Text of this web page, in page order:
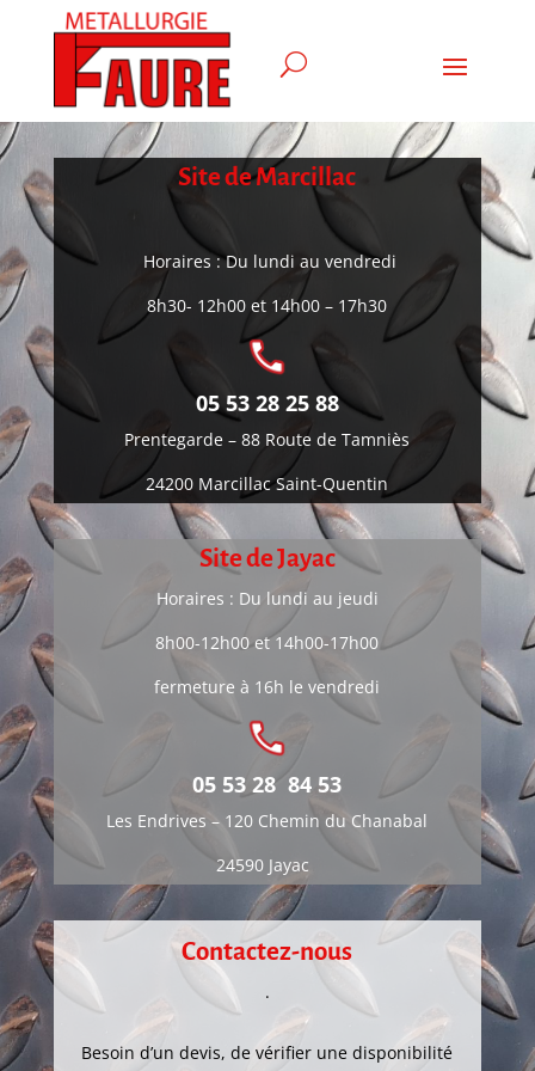
Site de Marcillac
Horaires : Du lundi au vendredi
8h30- 12h00 et 14h00 – 17h30
05 53 28 25 88
Prentegarde –88 Route de Tamniès
24200 Marcillac Saint-Quentin
Site de Jayac
Horaires : Du lundi au jeudi
8h00-12h00 et 14h00-17h00
fermeture à 16h le vendredi
05 53 28 84 53
Les Endrives – 120 Chemin du Chanabal
24590 Jayac
Contactez-nous
.
Besoin d’un devis, de vérifier une disponibilité